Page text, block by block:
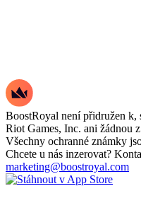
BoostRoyal není přidružen k,
Riot Games, Inc. ani žádnou
Všechny ochranné známky
Chcete u nás inzerovat?
marketing@boostroyal.com